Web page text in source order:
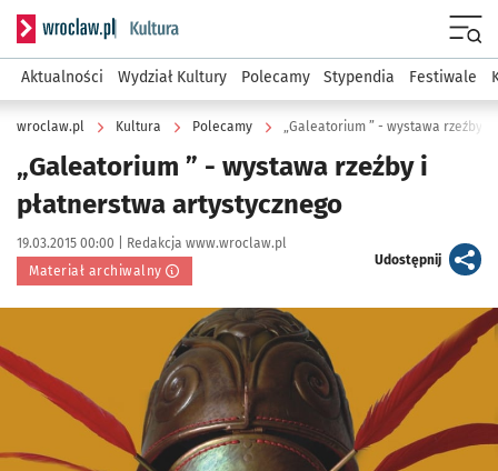
Serwis informacyjny wroclaw.pl podserwis: Kultura
Aktualności Wydział Kultury Polecamy Stypendia Festiwale
wroclaw.pl Kultura Polecamy „Galeatorium ” - wystawa rzeźby i
„Galeatorium ” - wystawa rzeźby i
płatnerstwa artystycznego
Data publikacji:
19.03.2015 00:00 | Autor:
Redakcja www.wroclaw.pl
Materiał archiwalny
Udostępnijartykuł